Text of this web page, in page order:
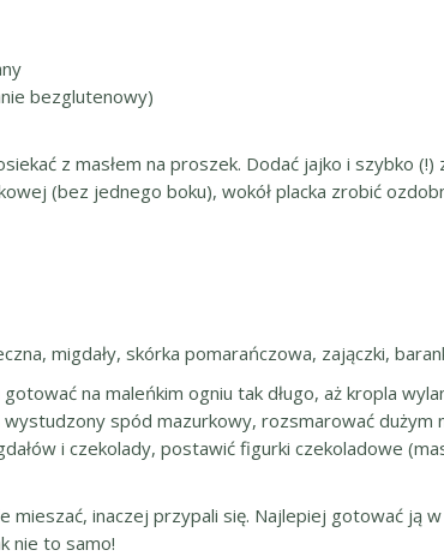
bezglutenowy)
z masłem na proszek. Dodać jajko i szybko
(bez jednego boku), wokół placka zrobić
migdały, skórka pomarańczowa, zajączki,
na maleńkim ogniu tak długo, aż kropla
wystudzony spód mazurkowy, rozsmarować
i czekolady, postawić figurki czekoladowe
mieszać, inaczej przypali się. Najlepiej gotować ją
nie to samo!